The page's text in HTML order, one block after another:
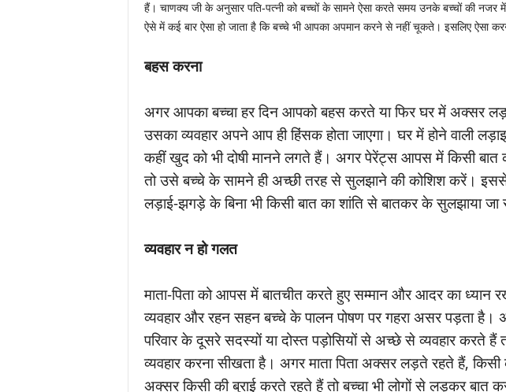
हैं। चाणक्य जी के अनुसार पति-पत्नी को बच्चों के सामने ऐसा करते समय उनके बच्चों की नजर
ऐसे में कई बार ऐसा हो जाता है कि बच्चे भी आपका अपमान करने से नहीं चूकते। इसलिए ऐसा
बहस करना
अगर आपका बच्चा हर दिन आपको बहस करते या फिर घर में अक्सर
उसका व्यवहार अपने आप ही हिंसक होता जाएगा। घर में होने वाली
कहीं खुद को भी दोषी मानने लगते हैं। अगर पेरेंट्स आपस में किसी बात
तो उसे बच्चे के सामने ही अच्छी तरह से सुलझाने की कोशिश करें।
लड़ाई-झगड़े के बिना भी किसी बात का शांति से बातकर के सुलझाया
व्यवहार न हो गलत
माता-पिता को आपस में बातचीत करते हुए सम्मान और आदर का ध्यान
व्यवहार और रहन सहन बच्चे के पालन पोषण पर गहरा असर पड़ता है।
परिवार के दूसरे सदस्यों या दोस्त पड़ोसियों से अच्छे से व्यवहार करते हैं
व्यवहार करना सीखता है। अगर माता पिता अक्सर लड़ते रहते हैं,
अक्सर किसी की बुराई करते रहते हैं तो बच्चा भी लोगों से लड़कर बात